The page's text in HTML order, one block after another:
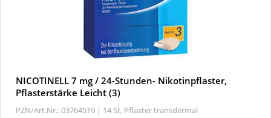
NICOTINELL 7 mg / 24-Stunden- Nikotinpflaster,
Pflasterstärke Leicht (3)
PZN/Art.Nr.: 03764519 | 14 St, Pflaster transdermal